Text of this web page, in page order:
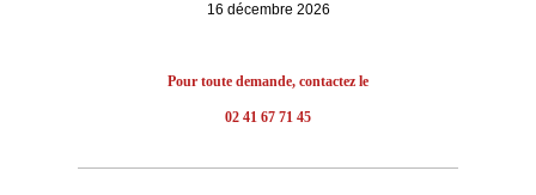
16 décembre 2026
Pour toute demande, contactez le
02 41 67 71 45